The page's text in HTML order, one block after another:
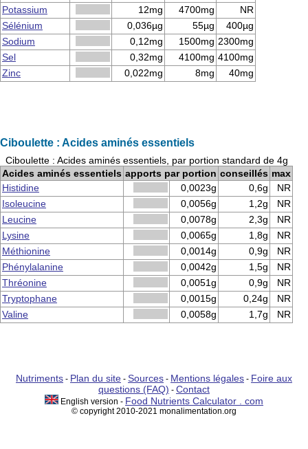
Potassium
12mg 4700mg
NR
Sélénium
0,036µg 55µg
400µg
Sodium
0,12mg 1500mg 2300mg
Sel
0,32mg 4100mg 4100mg
Zinc
0,022mg 8mg 40mg
Ciboulette : Acides aminés essentiels
Ciboulette : Acides aminés essentiels, par portion standard de 4g
Acides aminés essentiels apports par portion conseillés max
Histidine
0,0023g 0,6g
NR
Isoleucine
0,0056g 1,2g
NR
Leucine
0,0078g 2,3g
NR
Lysine
0,0065g 1,8g
NR
Méthionine
0,0014g 0,9g
NR
Phénylalanine
0,0042g 1,5g
NR
Thréonine
0,0051g 0,9g
NR
Tryptophane
0,0015g 0,24g
NR
Valine
0,0058g 1,7g NR
Nutriments - Plan du site - Sources - Mentions légales - Foire aux
questions (FAQ) - Contact
English version - Food Nutrients Calculator . com
© copyright 2010-2021 monalimentation.org